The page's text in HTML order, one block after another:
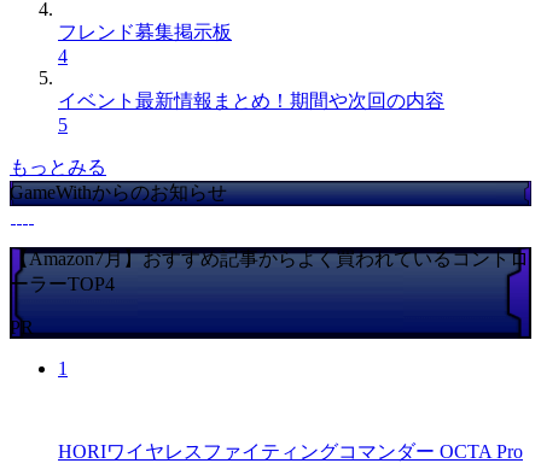
フレンド募集掲示板
4
イベント最新情報まとめ！期間や次回の内容
5
もっとみる
GameWithからのお知らせ
【Amazon7月】おすすめ記事からよく買われているコントロ
ーラーTOP4
PR
1
HORIワイヤレスファイティングコマンダー OCTA Pro